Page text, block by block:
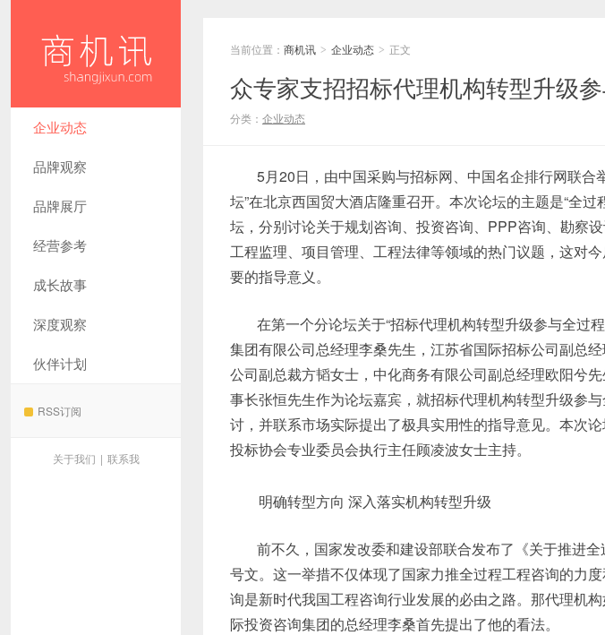
企业动态
品牌观察
品牌展厅
经营参考
成长故事
深度观察
伙伴计划
RSS订阅
关于我们 | 联系我
当前位置： 商机讯 > 企业动态 > 正文
众专家支招招标代理机构转型升级
分类： 企业动态
5月20日，由中国采购与招标网、中国名企排行网联合
坛”在北京西国贸大酒店隆重召开。本次论坛的主题是“全
坛，分别讨论关于规划咨询、投资咨询、PPP咨询、勘察
工程监理、项目管理、工程法律等领域的热门议题，这对
要的指导意义。
在第一个分论坛关于“招标代理机构转型升级参与全过
集团有限公司总经理李桑先生，江苏省国际招标公司副总
公司副总裁方韬女士，中化商务有限公司副总经理欧阳兮
事长张恒先生作为论坛嘉宾，就招标代理机构转型升级参
讨，并联系市场实际提出了极具实用性的指导意见。本次
投标协会专业委员会执行主任顾凌波女士主持。
明确转型方向 深入落实机构转型升级
前不久，国家发改委和建设部联合发布了《关于推进
号文。这一举措不仅体现了国家力推全过程工程咨询的力
询是新时代我国工程咨询行业发展的必由之路。那代理机
际投资咨询集团的总经理李桑首先提出了他的看法。